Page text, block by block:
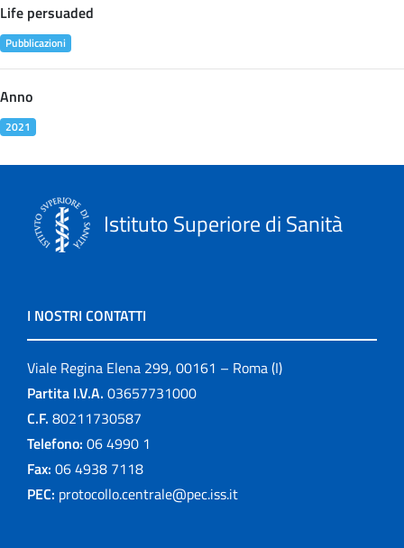
Life persuaded
Pubblicazioni
Anno
2021
Istituto Superiore di Sanità
I NOSTRI CONTATTI
Viale Regina Elena 299, 00161 – Roma (I)
Partita I.V.A. 03657731000
C.F. 80211730587
Telefono: 06 4990 1
Fax: 06 4938 7118
PEC: protocollo.centrale@pec.iss.it